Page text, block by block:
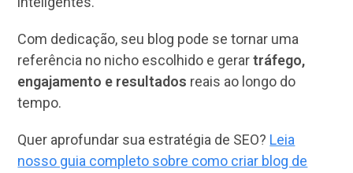
Com dedicação, seu blog pode se tornar uma
referência no nicho escolhido e gerartráfego,
engajamento e resultados reais ao longo do
tempo.
Quer aprofundar sua estratégia de SEO? Leia
nosso guia completo sobre como criar blog de